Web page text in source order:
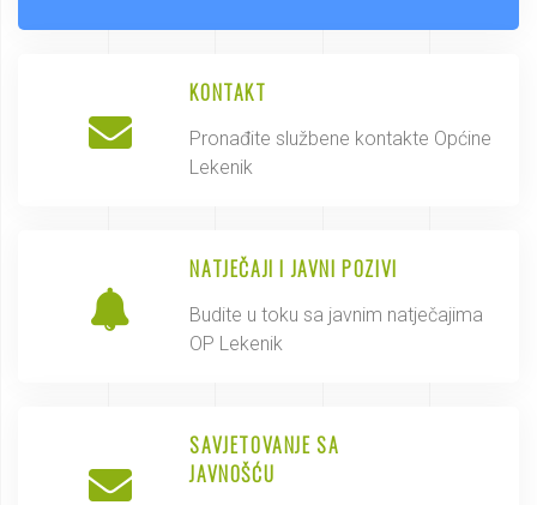
KONTAKT
Pronađite službene kontakte Općine
Lekenik
NATJEČAJI I JAVNI POZIVI
Budite u toku sa javnim natječajima
OP Lekenik
SAVJETOVANJE SA
JAVNOŠĆU